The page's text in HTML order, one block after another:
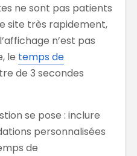
ne sont pas patients
site très rapidement,
n’est pas
le temps de
de 3 secondes
se pose : inclure
personnalisées
de